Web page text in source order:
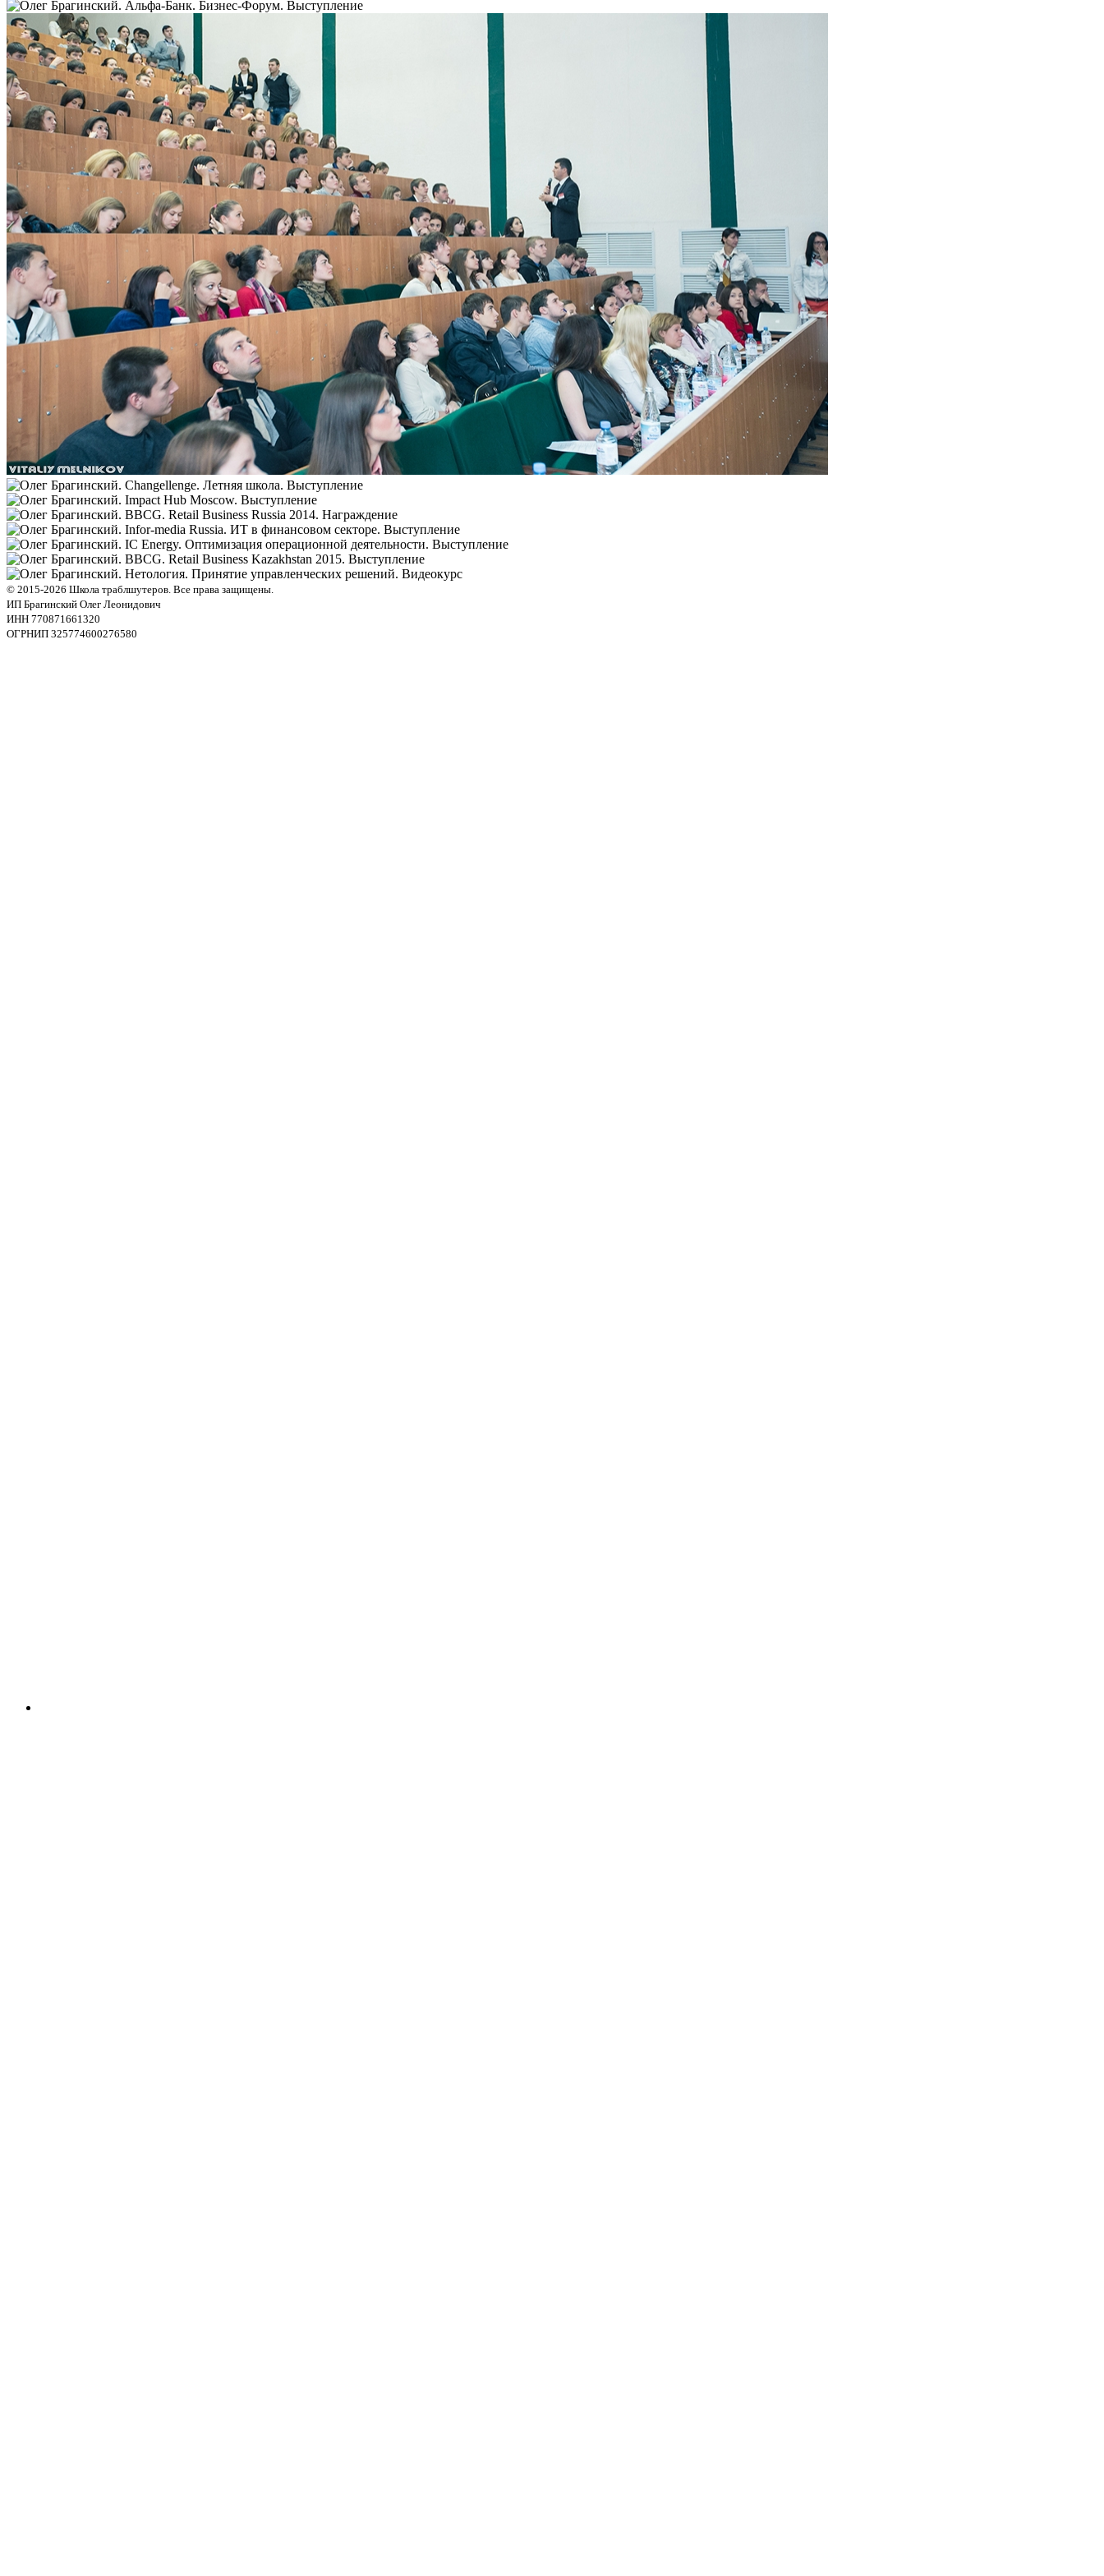
© 2015-2026 Школа траблшутеров. Все права защищены.
ИП Брагинский Олег Леонидович
ИНН 770871661320
ОГРНИП 325774600276580